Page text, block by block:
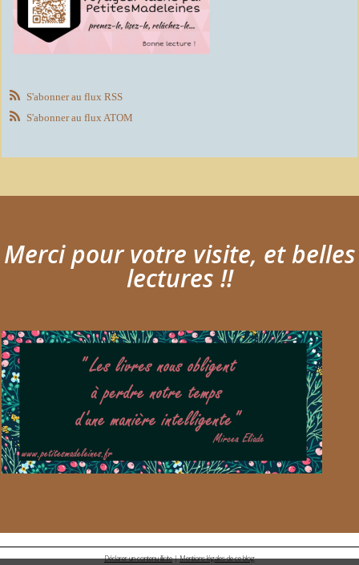
S'abonner au flux RSS
S'abonner au flux ATOM
Merci pour votre visite, et belles
lectures !!
Déclarer un contenu illicite|Mentions légales de ce blog